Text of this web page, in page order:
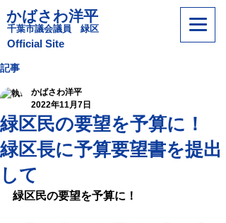
かばさわ洋平
​千葉市議会議員 緑区
​Official Site
記事
緑区民の要望を予算に！
緑区長に予算要望書を提出
して
かばさわ洋平
2022年11月7日
緑区民の要望を予算に！